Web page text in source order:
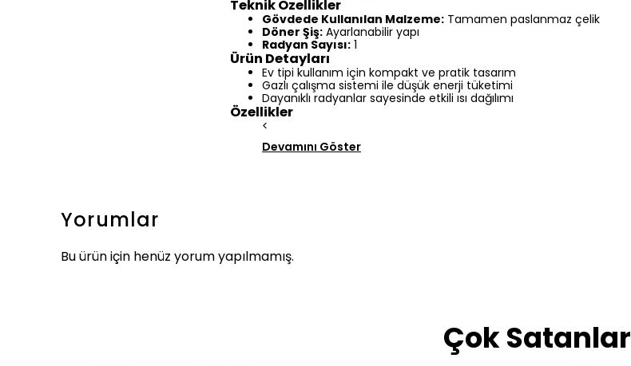
Teknik Özellikler
Gövdede Kullanılan Malzeme: Tamamen paslanmaz çelik
Döner Şiş: Ayarlanabilir yapı
Radyan Sayısı: 1
Ürün Detayları
Ev tipi kullanım için kompakt ve pratik tasarım
Gazlı çalışma sistemi ile düşük enerji tüketimi
Dayanıklı radyanlar sayesinde etkili ısı dağılımı
Özellikler
<
Devamını Göster
Yorumlar
Bu ürün için henüz yorum yapılmamış.
Çok Satanlar